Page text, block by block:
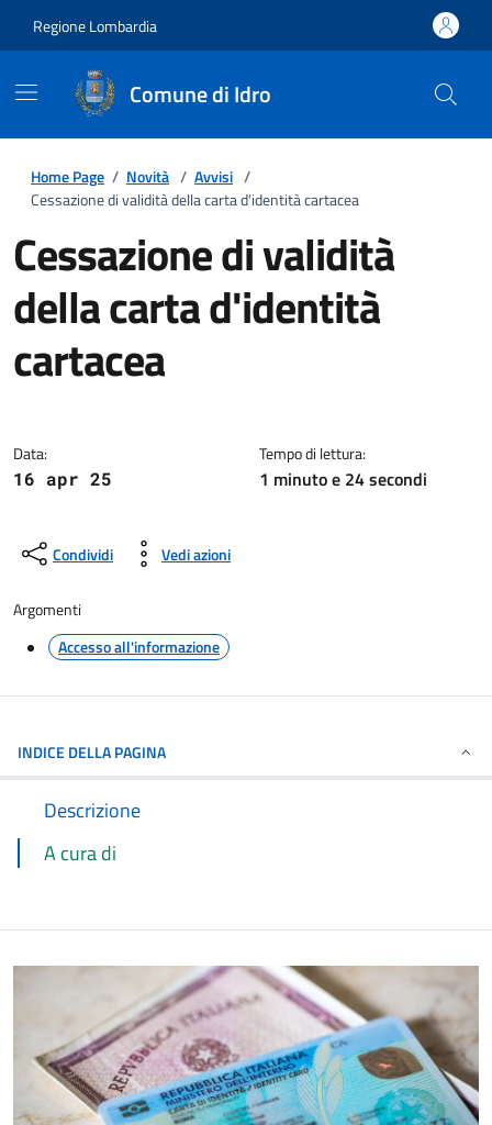
Regione Lombardia
Comune di Idro
Home Page / Novità / Avvisi /
Cessazione di validità della carta d'identità cartacea
Cessazione di validità
della carta d'identità
cartacea
Data:
16 apr 25
Tempo di lettura:
1 minuto e 24 secondi
Condividi Vedi azioni
Argomenti
Accesso all'informazione
INDICE DELLA PAGINA
Descrizione
A cura di